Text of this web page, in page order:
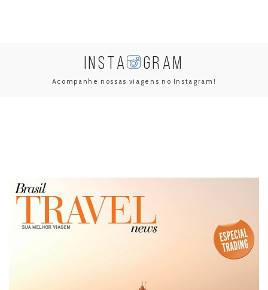
INSTA GRAM
Acompanhe nossas viagens no Instagram!